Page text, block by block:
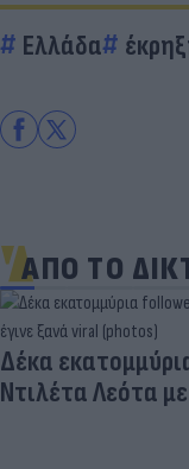
Ελλάδα
ΑΠΟ ΤΟ
Δέκα
Ντιλέτα Λεότα